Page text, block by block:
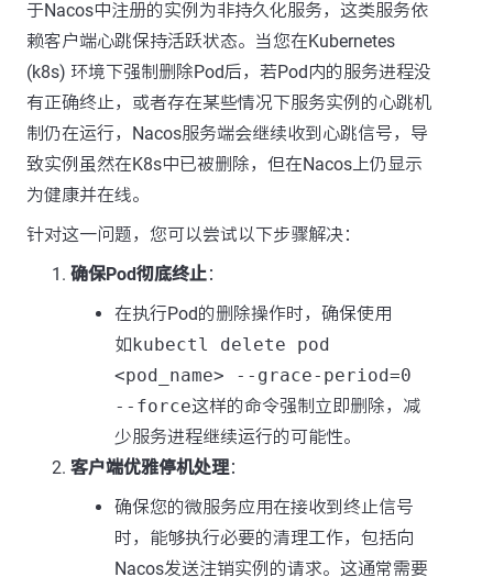
于Nacos中注册的实例为非持久化服务，这类服务依
赖客户端心跳保持活跃状态。当您在Kubernetes
(k8s) 环境下强制删除Pod后，若Pod内的服务进程没
有正确终止，或者存在某些情况下服务实例的心跳机
制仍在运行，Nacos服务端会继续收到心跳信号，导
致实例虽然在K8s中已被删除，但在Nacos上仍显示
为健康并在线。
针对这一问题，您可以尝试以下步骤解决：
确保Pod彻底终止：
在执行Pod的删除操作时，确保使用
如kubectl delete pod
<pod_name> --grace-period=0
--force这样的命令强制立即删除，减
少服务进程继续运行的可能性。
客户端优雅停机处理：
确保您的微服务应用在接收到终止信号
时，能够执行必要的清理工作，包括向
Nacos发送注销实例的请求。这通常需要